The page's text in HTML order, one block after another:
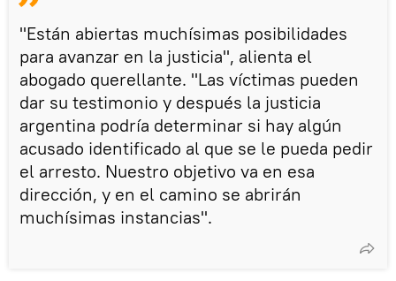
"Están abiertas muchísimas posibilidades
para avanzar en la justicia", alienta el
abogado querellante. "Las víctimas pueden
dar su testimonio y después la justicia
argentina podría determinar si hay algún
acusado identificado al que se le pueda pedir
el arresto. Nuestro objetivo va en esa
dirección, y en el camino se abrirán
muchísimas instancias".